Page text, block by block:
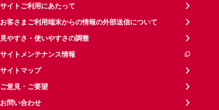
サイトご利用にあたって
お客さまご利用端末からの情報の外部送信について
見やすさ・使いやすさの調整
サイトメンテナンス情報
サイトマップ
ご意見・ご要望
お問い合わせ